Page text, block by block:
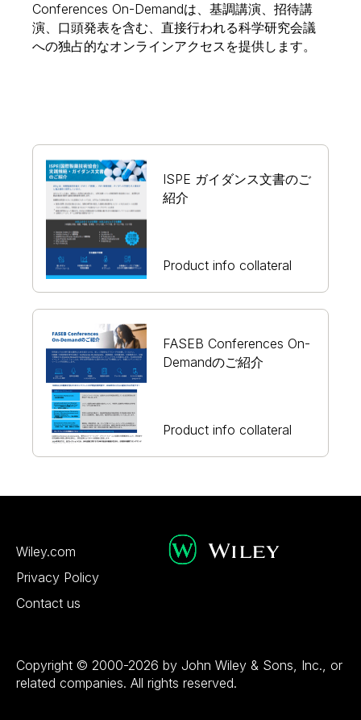
Conferences On-Demandは、基調講演、招待講
演、口頭発表を含む、直接行われる科学研究会議
への独占的なオンラインアクセスを提供します。
ISPE ガイダンス文書のご
紹介
Product info collateral
FASEB Conferences On-
Demandのご紹介
Product info collateral
Wiley.com
Privacy Policy
Contact us
Copyright © 2000-2026 by John Wiley & Sons, Inc., or
related companies. All rights reserved.